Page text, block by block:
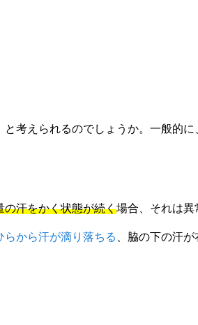
考えられるのでしょうか。一般的
の汗をかく状態が続く場合、それは
らから汗が滴り落ちる 、脇の下の汗